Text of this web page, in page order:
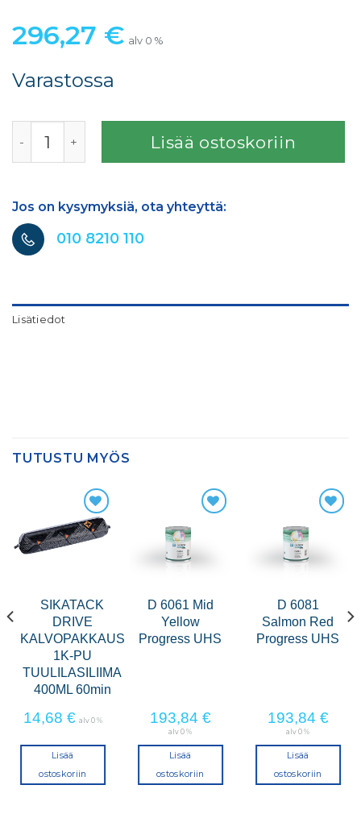
296,27 € alv 0 %
Varastossa
Lisää ostoskoriin
Jos on kysymyksiä, ota yhteyttä:
010 8210 110
Lisätiedot
TUTUSTU MYÖS
SIKATACK
DRIVE
KALVOPAKKAUS
1K-PU
TUULILASILIIMA
400ML 60min
14,68 € alv 0 %
Lisää
ostoskoriin
D 6061 Mid
Yellow
Progress UHS
193,84 €
alv 0 %
Lisää
ostoskoriin
D 6081
Salmon Red
Progress UHS
193,84 €
alv 0 %
Lisää
ostoskoriin